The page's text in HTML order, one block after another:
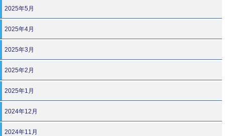
2025年5月
2025年4月
2025年3月
2025年2月
2025年1月
2024年12月
2024年11月